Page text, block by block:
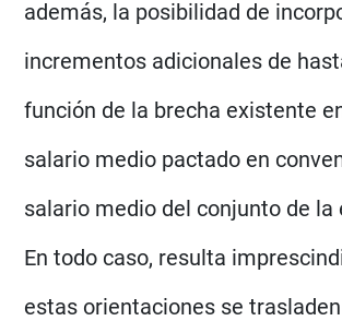
además, la posibilidad de
incrementos adicionales de
función de la brecha existente
salario medio pactado en
salario medio del conjunto de la
En todo caso, resulta
estas orientaciones se